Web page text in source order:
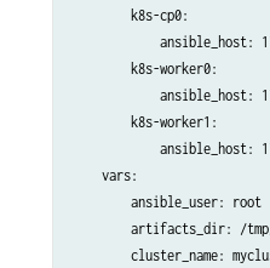
k8s-cp0:
ansible_host:
        k8s-worker0:
ansible_host:
        k8s-worker1:
ansible_host:
    vars:
        ansible_user: root
artifacts_dir: /
cluster_name: